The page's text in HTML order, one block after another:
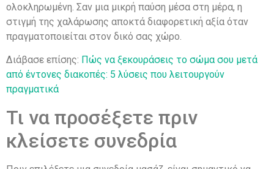
ολοκληρωμένη. Σαν μια μικρή παύση μέσα στη μέρα, η
στιγμή της χαλάρωσης αποκτά διαφορετική αξία όταν
πραγματοποιείται στον δικό σας χώρο.
Διάβασε επίσης: Πώς να ξεκουράσεις το σώμα σου μετά
από έντονες διακοπές: 5 λύσεις που λειτουργούν
πραγματικά
Τι να προσέξετε πριν
κλείσετε συνεδρία